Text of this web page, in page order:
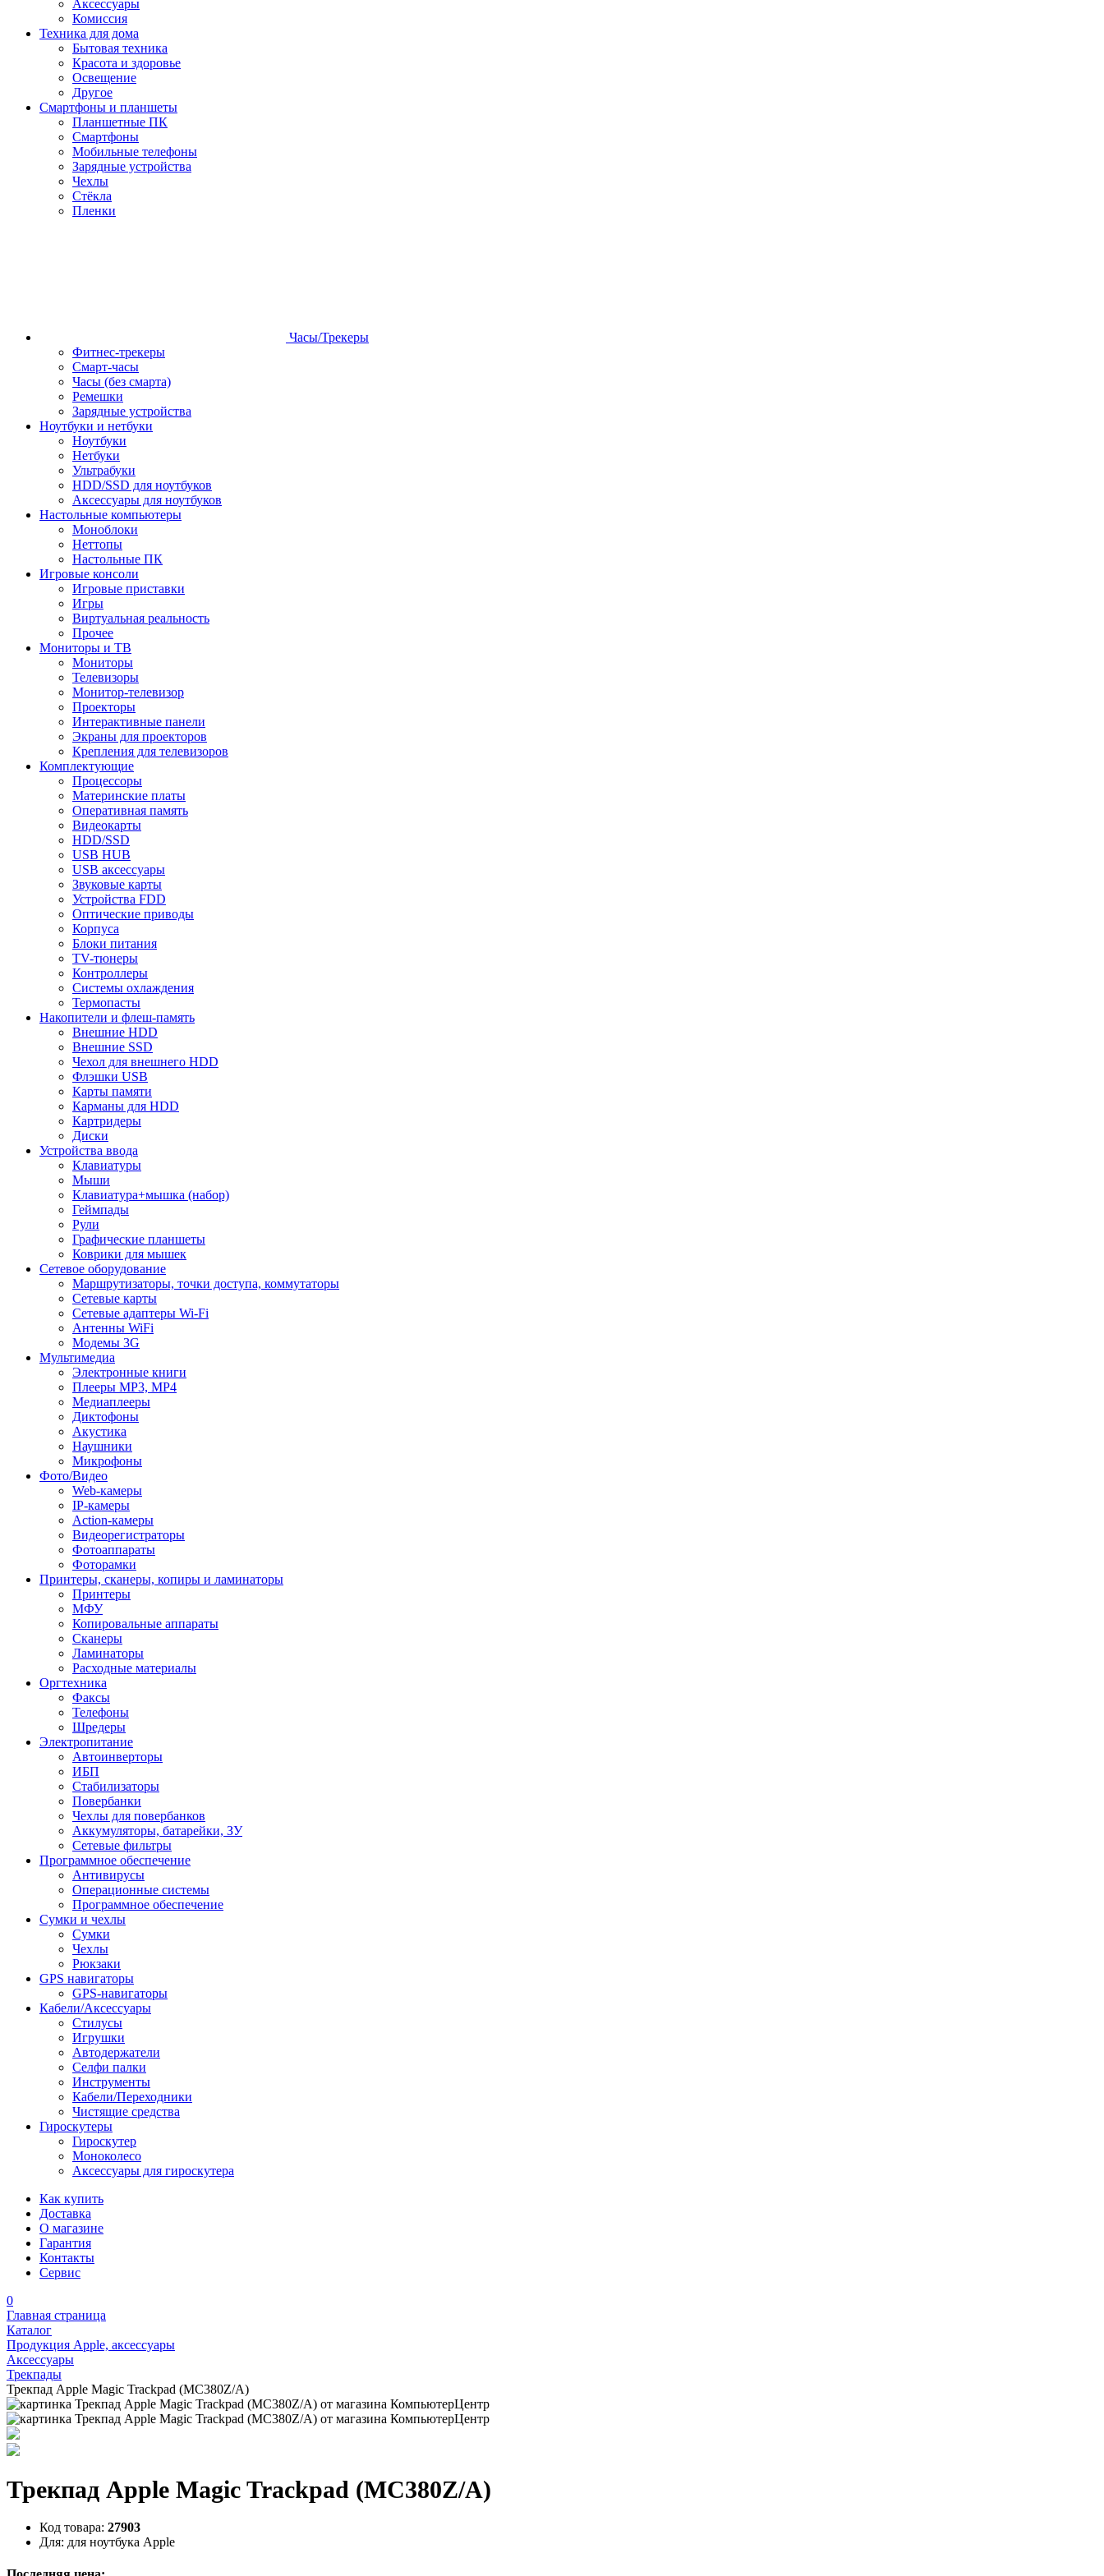
Аксессуары
Комиссия
Техника для дома
Бытовая техника
Красота и здоровье
Освещение
Другое
Смартфоны и планшеты
Планшетные ПК
Смартфоны
Мобильные телефоны
Зарядные устройства
Чехлы
Стёкла
Пленки
Часы/Трекеры
Фитнес-трекеры
Смарт-часы
Часы (без смарта)
Ремешки
Зарядные устройства
Ноутбуки и нетбуки
Ноутбуки
Нетбуки
Ультрабуки
HDD/SSD для ноутбуков
Аксессуары для ноутбуков
Настольные компьютеры
Моноблоки
Неттопы
Настольные ПК
Игровые консоли
Игровые приставки
Игры
Виртуальная реальность
Прочее
Мониторы и ТВ
Мониторы
Телевизоры
Монитор-телевизор
Проекторы
Интерактивные панели
Экраны для проекторов
Крепления для телевизоров
Комплектующие
Процессоры
Материнские платы
Оперативная память
Видеокарты
HDD/SSD
USB HUB
USB аксессуары
Звуковые карты
Устройства FDD
Оптические приводы
Корпуса
Блоки питания
TV-тюнеры
Контроллеры
Системы охлаждения
Термопасты
Накопители и флеш-память
Внешние HDD
Внешние SSD
Чехол для внешнего HDD
Флэшки USB
Карты памяти
Карманы для HDD
Картридеры
Диски
Устройства ввода
Клавиатуры
Мыши
Клавиатура+мышка (набор)
Геймпады
Рули
Графические планшеты
Коврики для мышек
Сетевое оборудование
Маршрутизаторы, точки доступа, коммутаторы
Сетевые карты
Сетевые адаптеры Wi-Fi
Антенны WiFi
Модемы 3G
Мультимедиа
Электронные книги
Плееры MP3, MP4
Медиаплееры
Диктофоны
Акустика
Наушники
Микрофоны
Фото/Видео
Web-камеры
IP-камеры
Action-камеры
Видеорегистраторы
Фотоаппараты
Фоторамки
Принтеры, сканеры, копиры и ламинаторы
Принтеры
МФУ
Копировальные аппараты
Сканеры
Ламинаторы
Расходные материалы
Оргтехника
Факсы
Телефоны
Шредеры
Электропитание
Автоинверторы
ИБП
Стабилизаторы
Повербанки
Чехлы для повербанков
Аккумуляторы, батарейки, ЗУ
Сетевые фильтры
Программное обеспечение
Антивирусы
Операционные системы
Программное обеспечение
Сумки и чехлы
Сумки
Чехлы
Рюкзаки
GPS навигаторы
GPS-навигаторы
Кабели/Аксессуары
Стилусы
Игрушки
Автодержатели
Селфи палки
Инструменты
Кабели/Переходники
Чистящие средства
Гироскутеры
Гироскутер
Моноколесо
Аксессуары для гироскутера
Как купить
Доставка
О магазине
Гарантия
Контакты
Сервис
0
Главная страница
Каталог
Продукция Apple, аксессуары
Аксессуары
Трекпады
Трекпад Apple Magic Trackpad (MC380Z/A)
Трекпад Apple Magic Trackpad (MC380Z/A)
Код товара: 27903
Для: для ноутбука Apple